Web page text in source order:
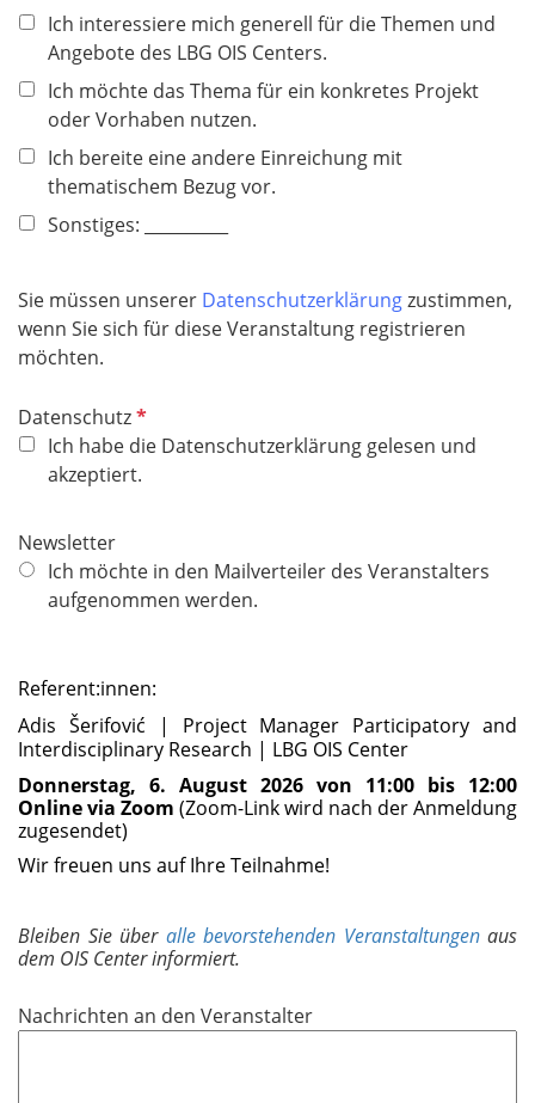
d
h
t
f
Ich interessiere mich generell für die Themen und
Angebote des LBG OIS Centers.
Ich möchte das Thema für ein konkretes Projekt
oder Vorhaben nutzen.
Ich bereite eine andere Einreichung mit
thematischem Bezug vor.
Sonstiges: __________
Sie müssen unserer Datenschutzerklärungzustimmen,
wenn Sie sich für diese Veranstaltung registrieren
möchten.
DatenschutzP
f
l
h
d
Ich habe die Datenschutzerklärung gelesen und
akzeptiert.
Newsletter
Ich möchte in den Mailverteiler des Veranstalters
aufgenommen werden.
Referent:innen:
Adis Šerifović | Project Manager Participatory and
Interdisciplinary Research | LBG OIS Center
Donnerstag, 6. August 2026 von 11:00 bis 12:00
Online via Zoom (Zoom-Link wird nach der Anmeldung
zugesendet)
Wir freuen uns auf Ihre Teilnahme!
Bleiben Sie über alle bevorstehenden Veranstaltungenaus
dem OIS Center informiert.
Nachrichten an den Veranstalter